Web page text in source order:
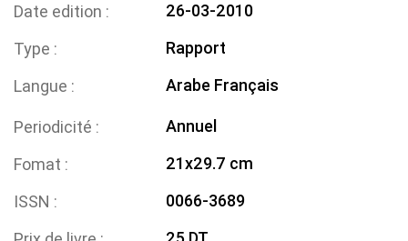
Date edition
26-03-2010
Type
Rapport
Langue
Arabe Français
Periodicité
Annuel
Fomat
21x29.7 cm
ISSN
0066-3689